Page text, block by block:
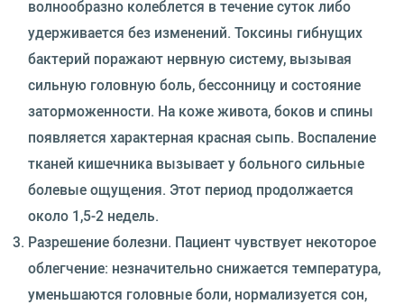
волнообразно колеблется в течение суток либо
удерживается без изменений. Токсины гибнущих
бактерий поражают нервную систему, вызывая
сильную головную боль, бессонницу и состояние
заторможенности. На коже живота, боков и спины
появляется характерная красная сыпь. Воспаление
тканей кишечника вызывает у больного сильные
болевые ощущения. Этот период продолжается
около 1,5-2 недель.
Разрешение болезни. Пациент чувствует некоторое
облегчение: незначительно снижается температура,
уменьшаются головные боли, нормализуется сон,